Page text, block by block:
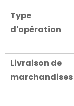
Type
d'opération
Livraison de
marchandises